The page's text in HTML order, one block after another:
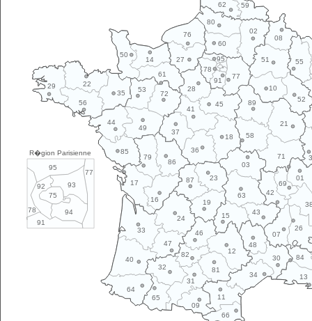
R�gion Parisienne
77
78
91
95
93
75
94
92
10
11
12
13
14
15
16
17
18
19
21
22
23
24
26
27
28
29
30
31
32
33
34
35
36
37
40
41
42
43
44
45
46
47
48
49
50
51
52
53
55
56
58
59
60
61
62
63
64
65
66
69
01
02
03
07
08
09
71
72
76
77
78
79
80
81
82 84
85
86
87
89
91
95